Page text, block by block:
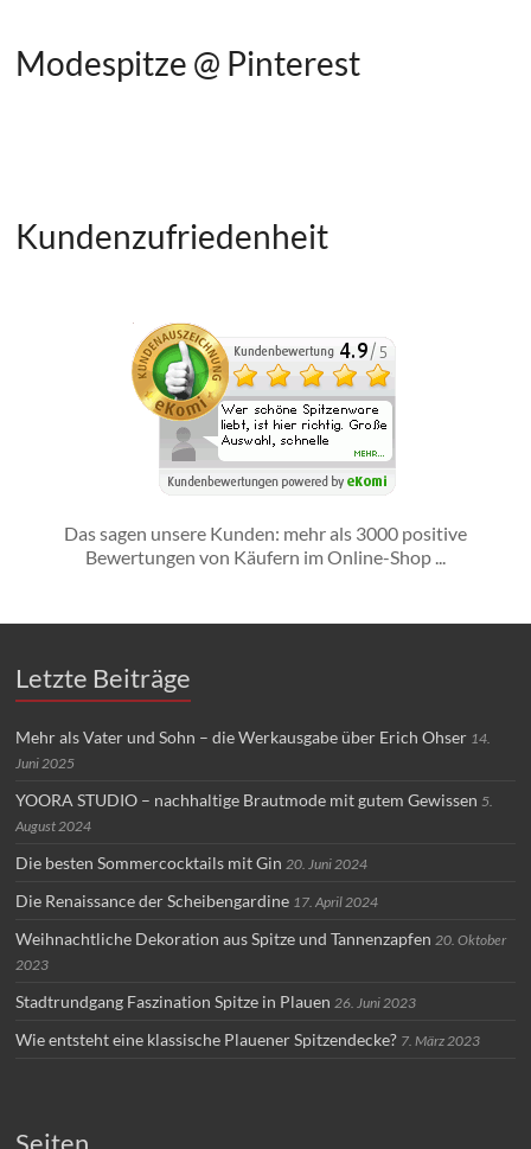
Modespitze @ Pinterest
Kundenzufriedenheit
Das sagen unsere Kunden: mehr als 3000 positive
Bewertungen von Käufern im Online-Shop ...
Letzte Beiträge
Mehr als Vater und Sohn – die Werkausgabe über Erich Ohser 14.
Juni 2025
YOORA STUDIO – nachhaltige Brautmode mit gutem Gewissen 5.
August 2024
Die besten Sommercocktails mit Gin 20. Juni 2024
Die Renaissance der Scheibengardine 17. April 2024
Weihnachtliche Dekoration aus Spitze und Tannenzapfen 20. Oktober
2023
Stadtrundgang Faszination Spitze in Plauen 26. Juni 2023
Wie entsteht eine klassische Plauener Spitzendecke? 7. März 2023